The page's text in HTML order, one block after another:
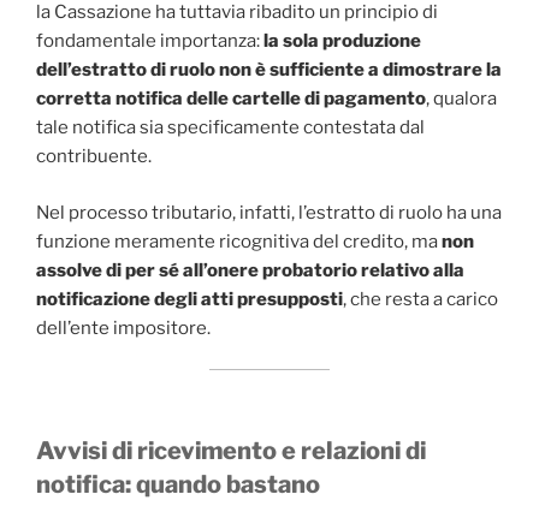
la Cassazione ha tuttavia ribadito un principio di
fondamentale importanza:la sola produzione
dell’estratto di ruolo non è sufficiente a dimostrare la
corretta notifica delle cartelle di pagamento, qualora
tale notifica sia specificamente contestata dal
contribuente.
Nel processo tributario, infatti, l’estratto di ruolo ha una
funzione meramente ricognitiva del credito, manon
assolve di per sé all’onere probatorio relativo alla
notificazione degli atti presupposti, che resta a carico
dell’ente impositore.
Avvisi di ricevimento e relazioni di
notifica: quando bastano